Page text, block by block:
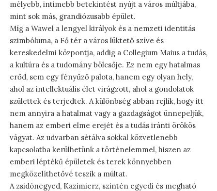
mélyebb, intimebb betekintést nyújt a város múltjába,
mint sok más, grandiózusabb épület.
Míg a Wawel a lengyel királyok és a nemzeti identitás
szimbóluma, a Fő tér a város lüktető szíve és
kereskedelmi központja, addig a Collegium Maius a tudás,
a kultúra és a tudomány bölcsője. Ez nem egy hatalmas
erőd, sem egy fényűző palota, hanem egy olyan hely,
ahol az intellektuális élet virágzott, ahol a gondolatok
születtek és terjedtek. A különbség abban rejlik, hogy itt
nem annyira a hatalmat vagy a gazdagságot ünnepeljük,
hanem az emberi elme erejét és a tudás iránti örökös
vágyat. Az udvarban sétálva sokkal közvetlenebb
kapcsolatba kerülhetünk a történelemmel, hiszen az
emberi léptékű épületek és terek könnyebben
megközelíthetővé teszik a múltat.
A zsidónegyed, Kazimierz, szintén egyedi és megható